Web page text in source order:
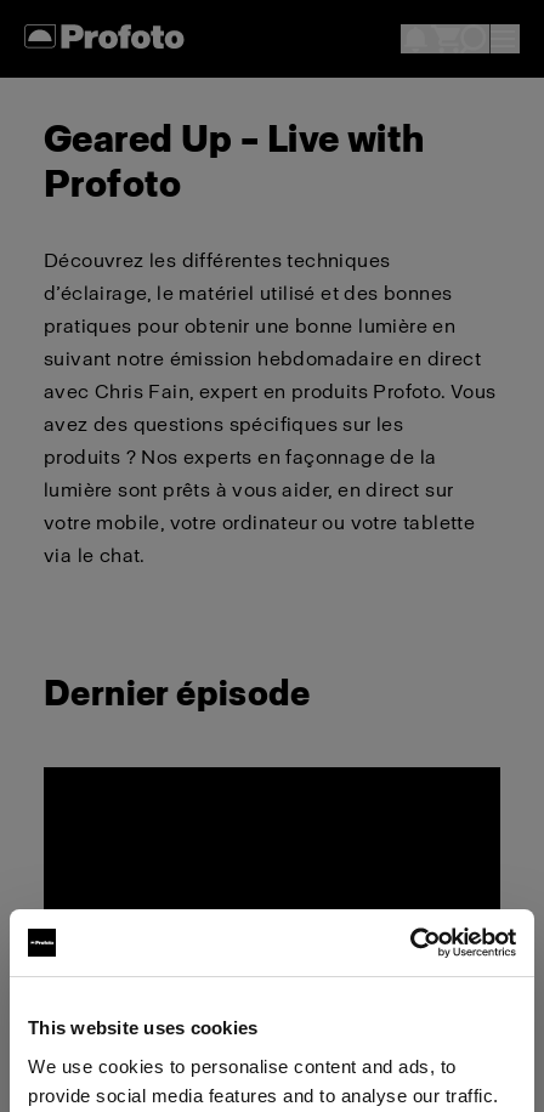
This website uses cookies
We use cookies to personalise content and ads, to
provide social media features and to analyse our traffic.
Geared Up – Live with
Profoto
Découvrez les différentes techniques
d’éclairage, le matériel utilisé et des bonnes
pratiques pour obtenir une bonne lumière en
suivant notre émission hebdomadaire en direct
avec Chris Fain, expert en produits Profoto. Vous
avez des questions spécifiques sur les
produits ? Nos experts en façonnage de la
lumière sont prêts à vous aider, en direct sur
votre mobile, votre ordinateur ou votre tablette
via le chat.
Dernier épisode